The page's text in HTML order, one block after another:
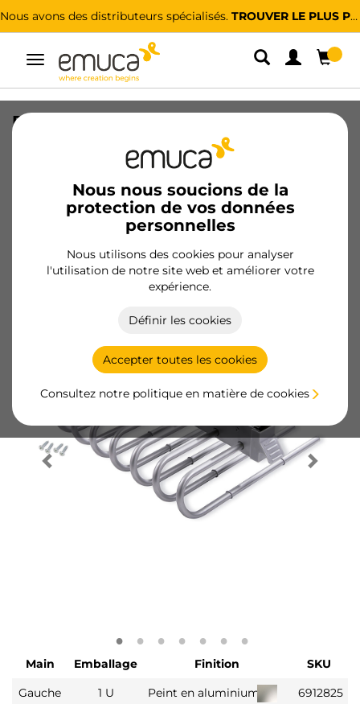
Nous avons des distributeurs spécialisés. TROUVER LE PLUS PROCHE
Alterner
navigation
Nous nous soucions de la
protection de vos données
personnelles
Nous utilisons des cookies pour analyser
l'utilisation de notre site web et améliorer votre
expérience.
Définir les cookies
Accepter toutes les cookies
Consultez notre politique en matière de cookies
Porte-pantalons extractible, Gauche,
Peint en aluminium, Acier et Plastique.
Devenir client
Fiche produit
Main Emballage Finition
SKU
Gauche
1 U Peint en aluminium 6912825